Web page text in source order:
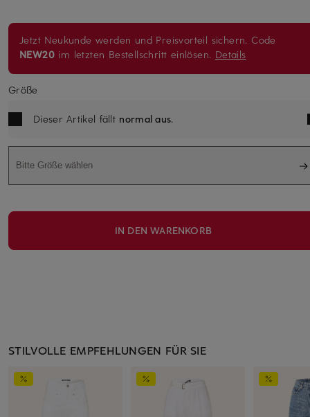
Jetzt Neukunde werden und Preisvorteil sichern. Code
NEW20 im letzten Bestellschritt einlösen. Details
Größe
Dieser Artikel fällt normal aus.
Bitte Größe wählen
IN DEN WARENKORB
STILVOLLE EMPFEHLUNGEN FÜR SIE